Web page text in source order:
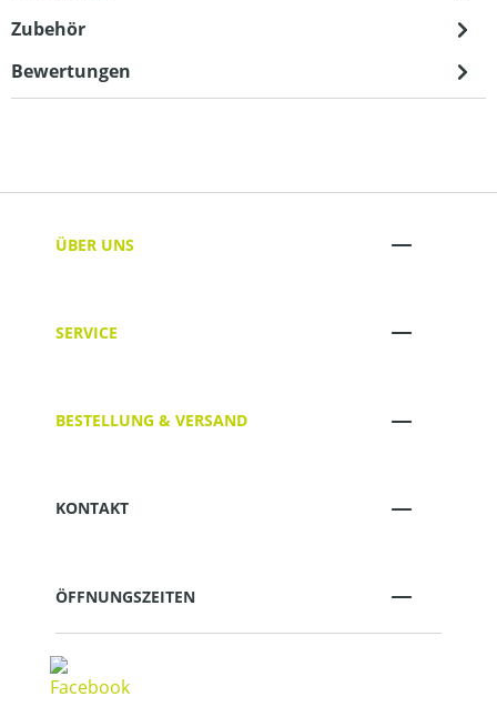
Zubehör
Bewertungen
ÜBER UNS
SERVICE
BESTELLUNG & VERSAND
KONTAKT
ÖFFNUNGSZEITEN